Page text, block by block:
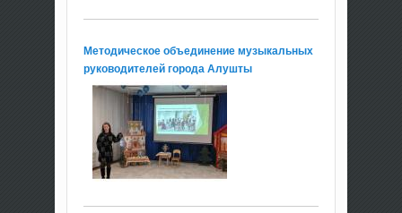
Методическое объединение музыкальных
руководителей города Алушты